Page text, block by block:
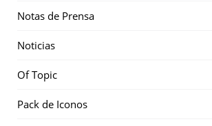
Notas de Prensa
Noticias
Of Topic
Pack de Iconos